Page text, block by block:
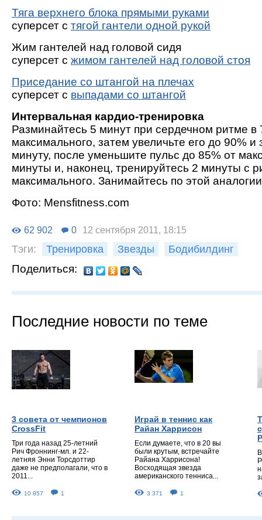
Тяга верхнего блока прямыми руками
суперсет с тягой гантели одной рукой
Жим гантелей над головой сидя
суперсет с жимом гантелей над головой стоя
Приседание со штангой на плечах
суперсет с выпадами со штангой
Интервальная кардио-тренировка
Разминайтесь 5 минут при сердечном ритме в
максимального, затем увеличьте его до 90% и
минуту, после уменьшите пульс до 85% от
минуты и, наконец, тренируйтесь 2 минуты с
максимального. Занимайтесь по этой
Фото: Мensfitness.com
62 902 0 12 сентября 2011, 18:15
Тэги: Тренировка Звезды Бодибилдинг
Поделиться:
Последние новости по теме
3 совета от чемпионов
CrossFit
Три года назад 25-летний
Рич Фроннинг-мл. и 22-
летняя Энни Торсдоттир
даже не предполагали, что в
2011...
10 857 1
Играй в теннис как
Райан Харрисон
Если думаете, что в 20 вы
были крутым, встречайте
Райана Харрисона!
Восходящая звезда
американского тенниса...
3 371 1